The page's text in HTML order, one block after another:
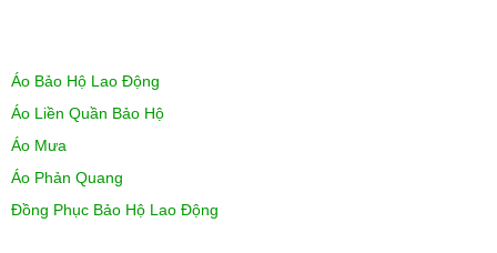
Áo Bảo Hộ Lao Động
Áo Liền Quần Bảo Hộ
Áo Mưa
Áo Phản Quang
Đồng Phục Bảo Hộ Lao Động